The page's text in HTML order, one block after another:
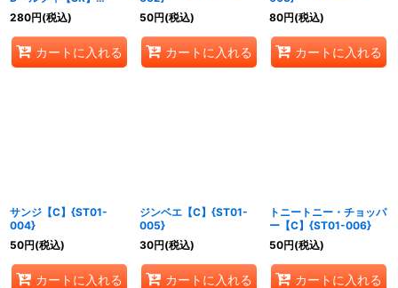
{ST01-012}
280円(税込)
カートに入れる
50円(税込)
カートに入れる
80円(税込)
カートに入れる
サンジ【C】{ST01-
004}
50円(税込)
カートに入れる
ジンベエ【C】{ST01-
005}
30円(税込)
カートに入れる
トニートニー・チョッパ
ー【C】{ST01-006}
50円(税込)
カートに入れる